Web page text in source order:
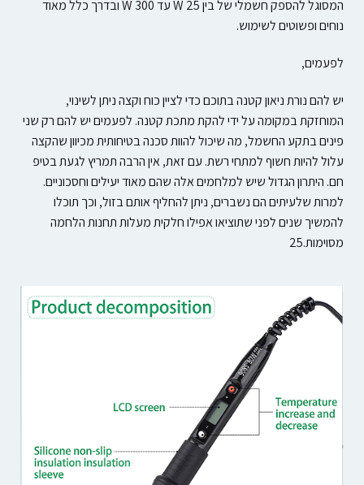
המסוגל להספק חשמלי של בין 25 W עד 300 W ובדרך כלל מאוד
נוחים ופשוטים לשימוש.
לפעמים,
יש להם נורת ניאון קטנה בתוכם כדי לציין כוח וקצה ניתן לשינוי,
המוחזקת במקומה על ידי להקת מתכת קטנה. לפעמים יש להם רק שני
פינים בתקע החשמל, מה שיכול להוות סכנה בטיחותית מכיוון שהקצה
עלול להיות חשוף למתחי רשת. עם זאת, אין הרבה תמריץ לגעת בטיפ
חם. היתרון הגדול שיש למלחמים אלה שהם מאוד יעילים וחסכוניים.
למרות שלעיתים הם נשברים, ניתן להחליף אותם בזול, וכך תוכלו
להמשיך שנים לפני שתוציאו אפילו חלקית מעלות תחנות הלחמה
מסוימות.25